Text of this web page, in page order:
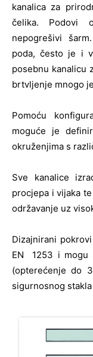
kanalica za
čelika. Podovi
nepogrešivi
poda, često je i
posebnu kanalicu
brtvljenje mnogo
Pomoću
moguće je
okruženjima s
Sve kanalice
procjepa i vijaka
održavanje uz
Dizajnirani
EN 1253 i mogu
(opterećenje do
sigurnosnog stakla